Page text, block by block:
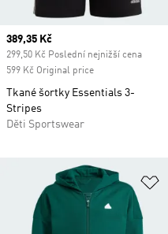
Current price
389,35 Kč
299,50 Kč Poslední nejnižší cena
599 Kč Original price
Tkané šortky Essentials 3-
Stripes
Děti Sportswear